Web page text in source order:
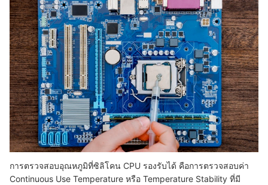
การตรวจสอบอุณหภูมิที่ซิลิโคน CPU รองรับได้ คือการตรวจสอบค่า
Continuous Use Temperature หรือ Temperature Stability ที่มี